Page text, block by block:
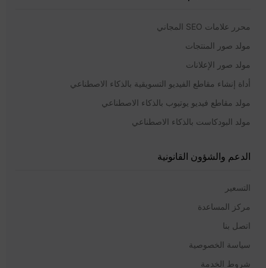
محرر علامات SEO المجاني
مولد صور المنتجات
مولد صور الإعلانات
أداة إنشاء مقاطع الفيديو التسويقية بالذكاء الاصطناعي
مولد مقاطع فيديو يوتيوب بالذكاء الاصطناعي
مولد البودكاست بالذكاء الاصطناعي
الدعم والشؤون القانونية
التسعير
مركز المساعدة
اتصل بنا
سياسة الخصوصية
شروط الخدمة